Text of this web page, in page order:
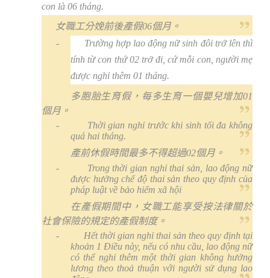
con là 06 tháng.
女職工分娩前後產假06個月。
-
Trường hợp lao động nữ sinh đôi trở lên thì
tính từ con thứ 02 trở đi, cứ mỗi con, người mẹ
được nghỉ thêm 01 tháng.
多胞胎生育假，每多生育一個嬰兒增加01
個月。
-
Thời gian nghỉ trước khi sinh tối đa không
quá hai tháng.
產前休假時間最多不得超過02個月。
-
Trong thời gian nghỉ thai sản, lao động nữ
được hưởng chế độ thai sản theo quy định của
pháp luật về bảo hiểm xã hội
在產假期間中，女職工能享受按法律關於
社會保險的規定的產假制度。
-
Hết thời gian nghỉ thai sản theo quy định tại
khoản 1 Điều này, nếu có nhu cầu, lao động nữ
có thể nghỉ thêm một thời gian không hưởng
lương theo thoả thuận với người sử dụng lao